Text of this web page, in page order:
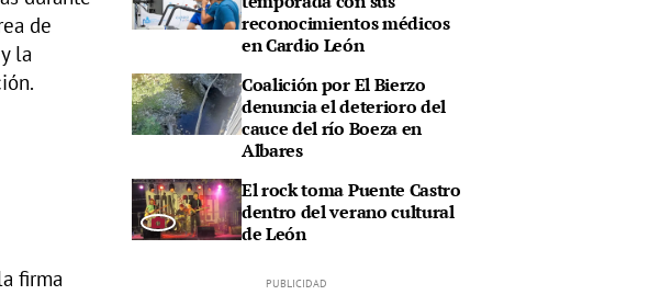
de
la
firma
reconocimientos médicos
en Cardio León
Coalición por El Bierzo
denuncia el deterioro del
cauce del río Boeza en
Albares
El rock toma Puente Castro
dentro del verano cultural
de León